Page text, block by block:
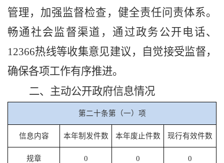
管理，加强监督检查，健全责任问责体系。
畅通社会监督渠道，通过政务公开电话、
12366热线等收集意见建议，自觉接受监督，
确保各项工作有序推进。
二、主动公开政府信息情况
第二十条第（一）项
信息内容 本年制发件数 本年废止件数 现行有效件数
规章 0 0 0